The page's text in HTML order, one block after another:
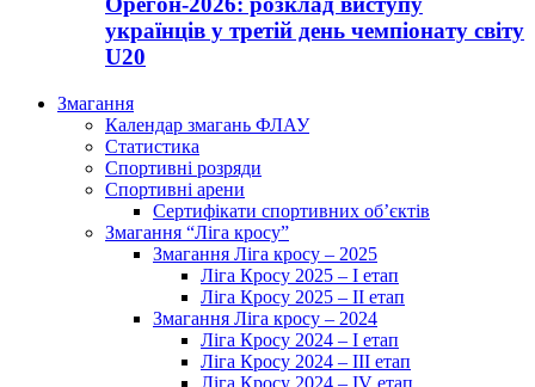
українців у третій день чемпіонату світу
U20
Змагання
Календар змагань ФЛАУ
Статистика
Спортивні розряди
Спортивні арени
Сертифікати спортивних об’єктів
Змагання “Ліга кросу”
Змагання Ліга кросу – 2025
Ліга Кросу 2025 – I етап
Ліга Кросу 2025 – II етап
Змагання Ліга кросу – 2024
Ліга Кросу 2024 – I етап
Ліга Кросу 2024 – III етап
Ліга Кросу 2024 – IV етап